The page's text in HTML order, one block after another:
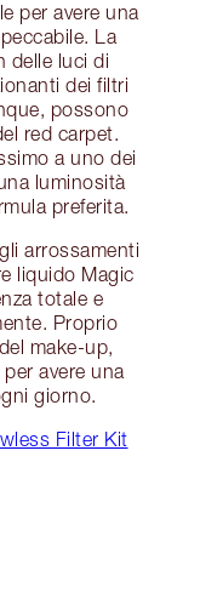
per avere una
La
delle luci di
dei filtri
possono
red carpet.
a uno dei
luminosità
preferita.
arrossamenti
liquido Magic
totale e
Proprio
make-up,
avere una
giorno.
Filter Kit